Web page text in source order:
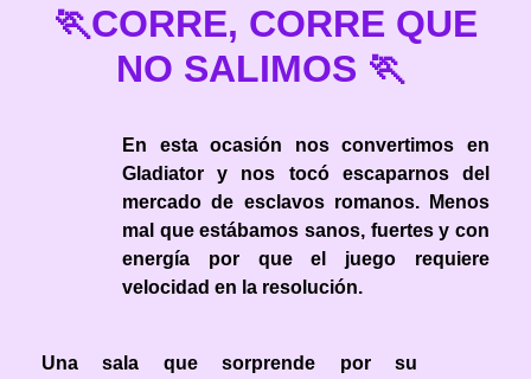
🏃CORRE, CORRE QUE
NO SALIMOS 🏃
En esta ocasión nos convertimos en
Gladiator y nos tocó escaparnos del
mercado de esclavos romanos. Menos
mal que estábamos sanos, fuertes y con
energía por que el juego requiere
velocidad en la resolución.
Una sala que sorprende por su